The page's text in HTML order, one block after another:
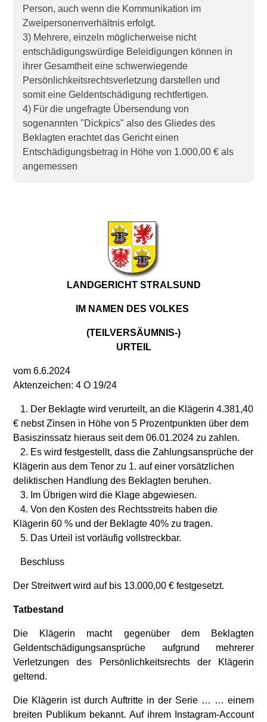
Person, auch wenn die Kommunikation im
Zweipersonenverhältnis erfolgt.
3) Mehrere, einzeln möglicherweise nicht
entschädigungswürdige Beleidigungen können in
ihrer Gesamtheit eine schwerwiegende
Persönlichkeitsrechtsverletzung darstellen und
somit eine Geldentschädigung rechtfertigen.
4) Für die ungefragte Übersendung von
sogenannten "Dickpics" also des Gliedes des
Beklagten erachtet das Gericht einen
Entschädigungsbetrag in Höhe von 1.000,00 € als
angemessen
LANDGERICHT STRALSUND
IM NAMEN DES VOLKES
(TEILVERSÄUMNIS-)
URTEIL
vom 6.6.2024
Aktenzeichen: 4 O 19/24
1. Der Beklagte wird verurteilt, an die Klägerin 4.381,40
€ nebst Zinsen in Höhe von 5 Prozentpunkten über dem
Basiszinssatz hieraus seit dem 06.01.2024 zu zahlen.
2. Es wird festgestellt, dass die Zahlungsansprüche der
Klägerin aus dem Tenor zu 1. auf einer vorsätzlichen
deliktischen Handlung des Beklagten beruhen.
3. Im Übrigen wird die Klage abgewiesen.
4. Von den Kosten des Rechtsstreits haben die
Klägerin 60 % und der Beklagte 40% zu tragen.
5. Das Urteil ist vorläufig vollstreckbar.
Beschluss
Der Streitwert wird auf bis 13.000,00 € festgesetzt.
Tatbestand
Die Klägerin macht gegenüber dem Beklagten
Geldentschädigungsansprüche aufgrund mehrerer
Verletzungen des Persönlichkeitsrechts der Klägerin
geltend.
Die Klägerin ist durch Auftritte in der Serie … … einem
breiten Publikum bekannt. Auf ihrem Instagram-Account